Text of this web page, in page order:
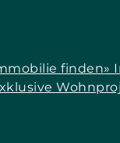
finden»